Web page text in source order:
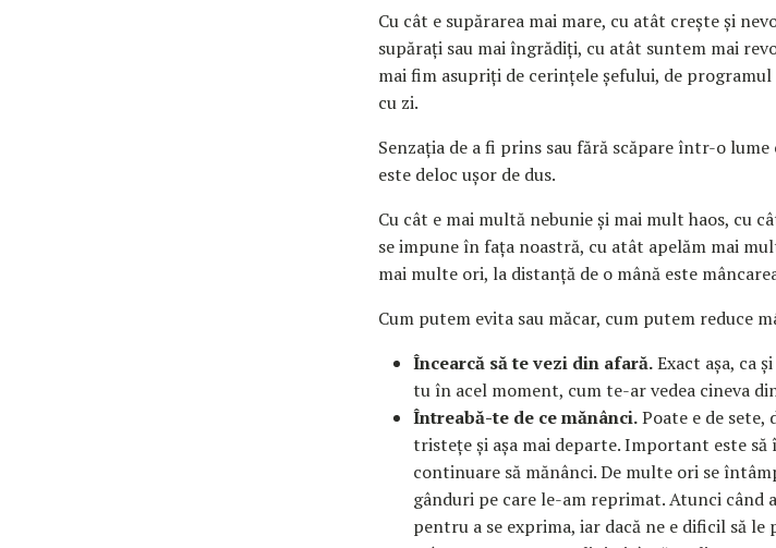
Cu cât e supărarea mai mare, cu atât crește și
supărați sau mai îngrădiți, cu atât suntem mai
mai fim asupriți de cerințele șefului, de
cu zi.
Senzația de a fi prins sau fără scăpare într-o
este deloc ușor de dus.
Cu cât e mai multă nebunie și mai mult haos, cu
se impune în fața noastră, cu atât apelăm mai
mai multe ori, la distanță de o mână este
Cum putem evita sau măcar, cum putem reduce
Încearcă să te vezi din afară.Exact așa, ca
tu în acel moment, cum te-ar vedea cineva
Întreabă-te de ce mănânci.Poate e de sete,
tristețe și așa mai departe. Important este să
continuare să mănânci. De multe ori se
gânduri pe care le-am reprimat. Atunci când
pentru a se exprima, iar dacă ne e dificil să